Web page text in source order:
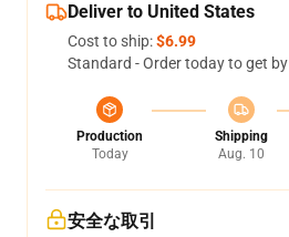
Deliver to United States
Cost to ship:$6.99
Standard - Order today to get by
Production
Today
Shipping
Aug. 10
安全な取引